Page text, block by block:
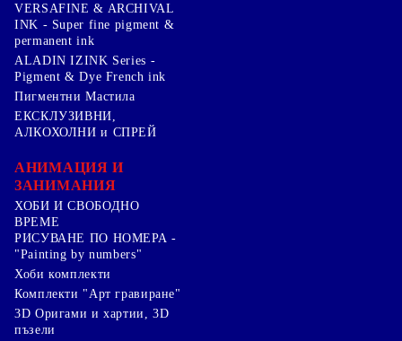
VERSAFINE & ARCHIVAL
INK - Super fine pigment &
permanent ink
ALADIN IZINK Series -
Pigment & Dye French ink
Пигментни Мастила
ЕКСКЛУЗИВНИ,
АЛКОХОЛНИ и СПРЕЙ
АНИМАЦИЯ И
ЗАНИМАНИЯ
ХОБИ И СВОБОДНО
ВРЕМЕ
РИСУВАНЕ ПО НОМЕРА -
"Painting by numbers"
Хоби комплекти
Комплекти "Арт гравиране"
3D Оригами и хартии, 3D
пъзели